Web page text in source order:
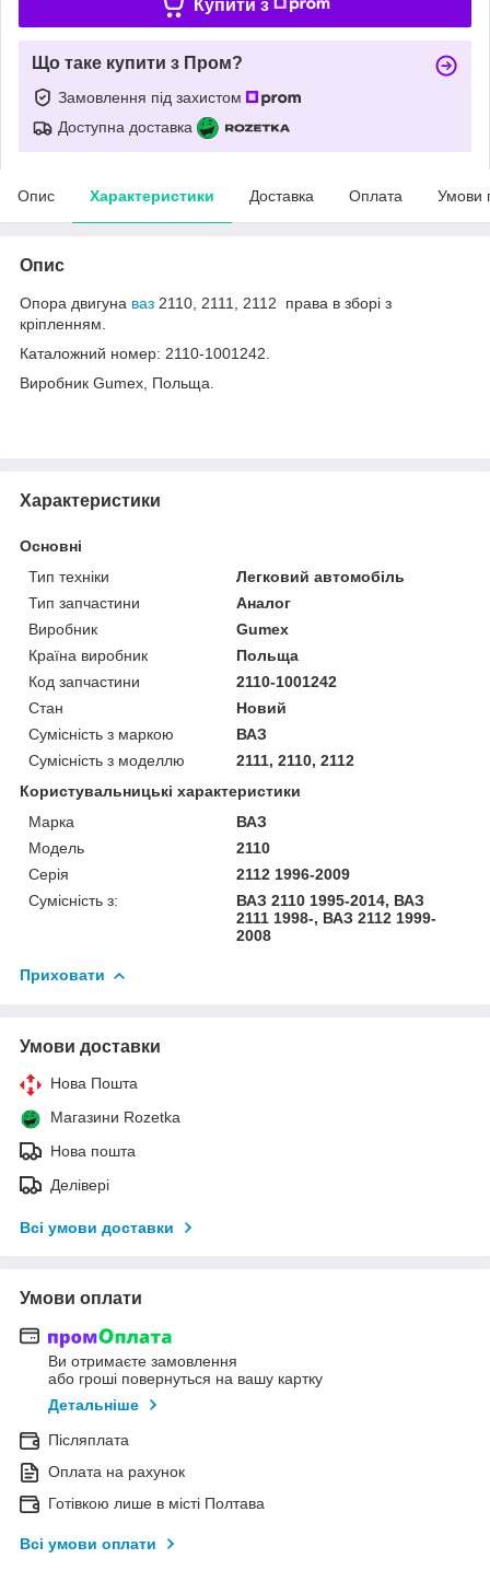
Купити з
Що таке купити з Пром?
Замовлення під захистом
Доступна доставка
Опис Характеристики Доставка Оплата Умови
Опис
Опора двигуна ваз 2110, 2111, 2112 права в зборі з
кріпленням.
Каталожний номер: 2110-1001242.
Виробник Gumex, Польща.
Характеристики
Основні
Тип техніки
Легковий автомобіль
Тип запчастини
Аналог
Виробник
Gumex
Країна виробник
Польща
Код запчастини
2110-1001242
Стан
Новий
Сумісність з маркою
ВАЗ
Сумісність з моделлю
2111, 2110, 2112
Користувальницькі характеристики
Марка
ВАЗ
Модель
2110
Серія
2112 1996-2009
Сумісність з:
ВАЗ 2110 1995-2014, ВАЗ
2111 1998-, ВАЗ 2112 1999-
2008
Приховати
Умови доставки
Нова Пошта
Магазини Rozetka
Нова пошта
Делівері
Всі умови доставки
Умови оплати
Ви отримаєте замовлення
або гроші повернуться на вашу картку
Детальніше
Післяплата
Оплата на рахунок
Готівкою лише в місті Полтава
Всі умови оплати